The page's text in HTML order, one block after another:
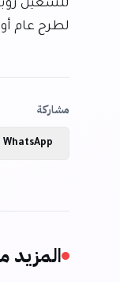
لطرح عام
مشاركة
WhatsApp
المزيد